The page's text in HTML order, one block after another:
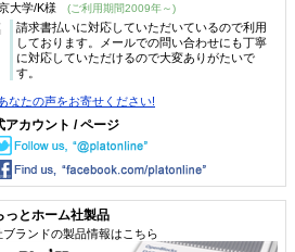
大学/K様 (ご利用期間2009年～)
請求書払いに対応していただいているので利用
しております。メールでの問い合わせにも丁寧
に対応していただけるので大変ありがたいで
す。
なたの声をお寄せください!
アカウント / ページ
っとホーム社製品
ブランドの製品情報はこちら